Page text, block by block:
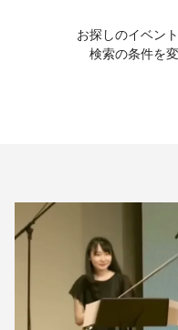
お探しのイベン
検索の条件を